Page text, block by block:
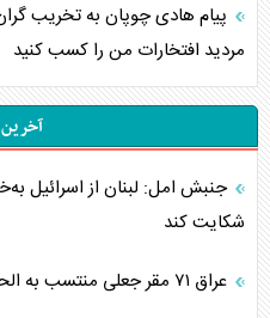
پیام هادی چوپان به تخریب
مردید افتخارات من را کسب کنید
جنبش امل: لبنان از اسرائیل
شکایت کند
عراق ۷۱ مقر جعلی منتسب به الحشد الشعبی را تعطیل کرد